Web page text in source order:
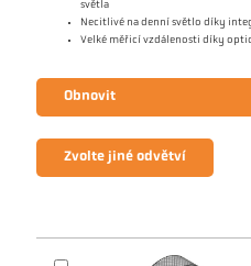
světla
Necitlivé na denní světlo díky
Velké měřicí vzdálenosti díky
Obnovit
Zvolte jiné odvětví